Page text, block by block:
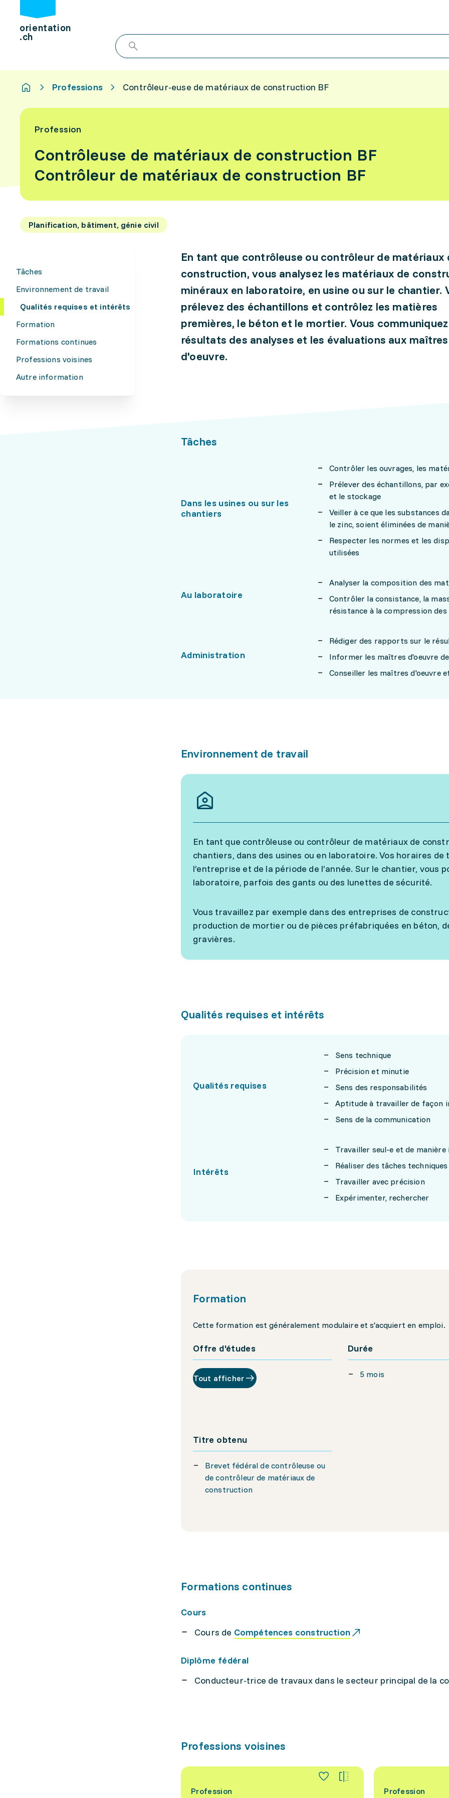
orientation
.ch
Professions Contrôleur-euse de matériaux de construction BF
Profession
Contrôleuse de matériaux de construction BF
Contrôleur de matériaux de construction BF
Planification, bâtiment, génie civil
Tâches
Environnement de travail
Qualités requises et intérêts
Formation
Formations continues
Professions voisines
Autre information
En tant que contrôleuse ou contrôleur de matériaux
construction, vous analysez les matériaux de
minéraux en laboratoire, en usine ou sur le chantier.
prélevez des échantillons et contrôlez les matières
premières, le béton et le mortier. Vous
résultats des analyses et les évaluations aux maîtres
d'oeuvre.
Tâches
Dans les usines ou sur les
chantiers
Contrôler les ouvrages, les
Prélever des échantillons, par
et le stockage
Veiller à ce que les substances
le zinc, soient éliminées de
Respecter les normes et les
utilisées
Au laboratoire
Analyser la composition des
Contrôler la consistance, la
résistance à la compression
Administration
Rédiger des rapports sur le
Informer les maîtres d'oeuvre
Conseiller les maîtres d'oeuvre
Environnement de travail
En tant que contrôleuse ou contrôleur de matériaux de
chantiers, dans des usines ou en laboratoire. Vos horaires
l’entreprise et de la période de l’année. Sur le chantier,
laboratoire, parfois des gants ou des lunettes de sécurité.
Vous travaillez par exemple dans des entreprises de
production de mortier ou de pièces préfabriquées en béton,
gravières.
Qualités requises et intérêts
Qualités requises
Sens technique
Précision et minutie
Sens des responsabilités
Aptitude à travailler de façon
Sens de la communication
Intérêts
Travailler seul-e et de manière
Réaliser des tâches techniques
Travailler avec précision
Expérimenter, rechercher
Formation
Cette formation est généralement modulaire et s'acquiert en emploi.
Offre d'études
Tout afficher
Durée
5 mois
Titre obtenu
Brevet fédéral de contrôleuse ou
de contrôleur de matériaux de
construction
Formations continues
Cours
Cours de Compétences construction
Diplôme fédéral
Conducteur-trice de travaux dans le secteur principal de la
Professions voisines
Profession Profession